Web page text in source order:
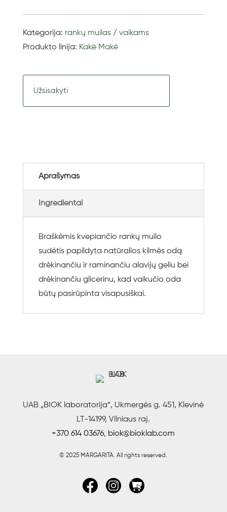
Kategorija: rankų muilas/ vaikams
Produkto linija: Kakė Makė
Užsisakyti
Aprašymas
Ingredientai
Braškėmis kvepiančio rankų muilo
sudėtis papildyta natūralios kilmės odą
drėkinančiu ir raminančiu alavijų geliu bei
drėkinančiu glicerinu, kad vaikučio oda
būtų pasirūpinta visapusiškai.
UAB „BIOK laboratorija“, Ukmergės g. 451, Klevinė
LT-14199, Vilniaus raj.
+370 614 03676, biok@bioklab.com
© 2025 MARGARITA.All rights reserved.